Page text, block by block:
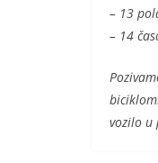
– 13
– 14
vozilo u